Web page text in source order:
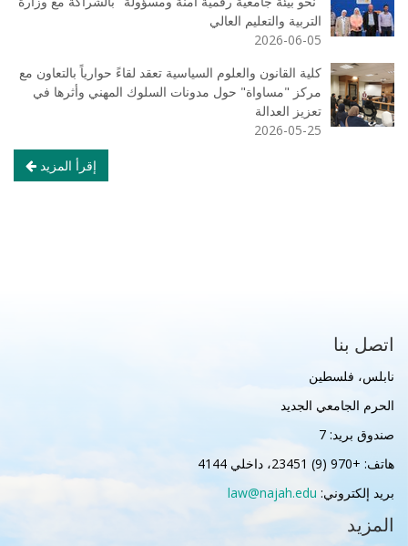
التربية والتعليم العالي
2026-06-05
كلية القانون والعلوم السياسية تعقد لقاءً حوارياً بالتعاون مع
مركز "مساواة" حول مدونات السلوك المهني وأثرها في
تعزيز العدالة
2026-05-25
إقرأ المزيد
اتصل بنا
نابلس، فلسطين
الحرم الجامعي الجديد
صندوق بريد: 7
هاتف: +970 (9) 23451، داخلي 4144
بريد إلكتروني: law@najah.edu
المزيد